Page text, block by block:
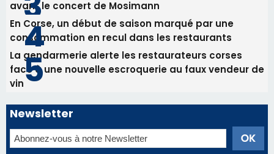
Inscrivez-vous à la newsletter de CNI et recevez par
email les infos les plus importantes et une sélection de
nos meilleurs articles
Régie publicitaire